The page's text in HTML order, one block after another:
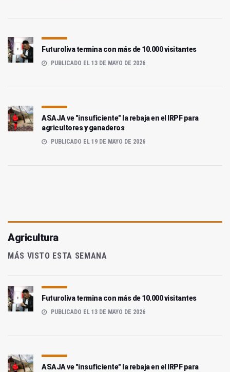
Futuroliva termina con más de 10.000 visitantes
PUBLICADO EL 13 DE MAYO DE 2026
ASAJA ve "insuficiente" la rebaja en el IRPF para
agricultores y ganaderos
PUBLICADO EL 19 DE MAYO DE 2026
Agricultura
MÁS VISTO ESTA SEMANA
Futuroliva termina con más de 10.000 visitantes
PUBLICADO EL 13 DE MAYO DE 2026
ASAJA ve "insuficiente" la rebaja en el IRPF para